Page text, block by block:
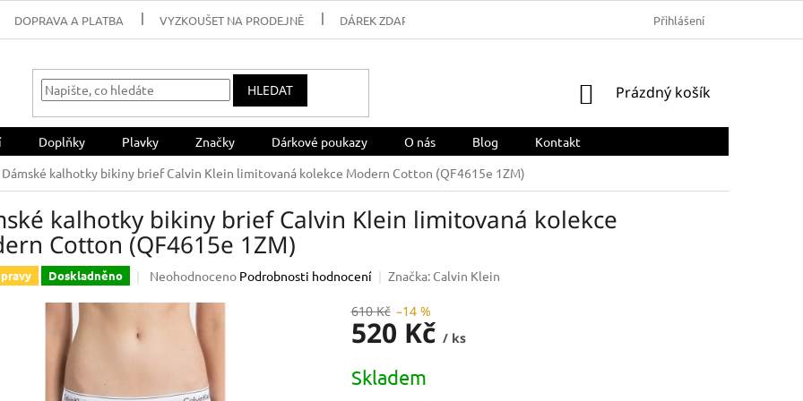
DOPRAVA A PLATBA VYZKOUŠET NA PRODEJNĚ DÁREK ZDARMA REKLAMACE A VRÁCENÍ ZBOŽÍ
Přihlášení
HLEDAT
NÁKUPNÍ
Prázdný košík
Doplňky Plavky Značky Dárkové poukazy O nás Blog
Kontakt
Dámské kalhotky bikiny brief Calvin Klein limitovaná kolekce Modern Cotton (QF4615e 1ZM)
kalhotky bikiny brief Calvin Klein limitovaná kolekce
Cotton (QF4615e 1ZM)
Doskladněno
Průměrné
produktu
hvězdiček.
Neohodnoceno Podrobnosti hodnocení Značka: Calvin Klein
610 Kč –14 %
520 Kč / ks
cena:
Skladem